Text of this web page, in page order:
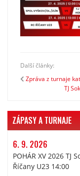
Další články:
Zpráva z turnaje
TJ
ZÁPASY A TURNAJE
6. 9. 2026
POHÁR XV 2026 TJ
Říčany U23 14:00